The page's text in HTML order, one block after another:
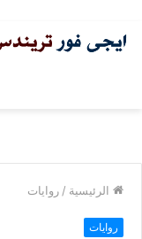
الرئيسية / روايات
روايات